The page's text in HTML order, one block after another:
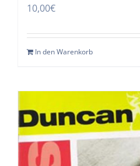
10,00€
In den Warenkorb